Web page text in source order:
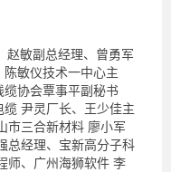
赵敏副总经理、曾勇军
敏仪技术一中心主
协会覃事平副秘书
尹灵厂长、王少佳主
市三合新材料 廖小军
总经理、宝新高分子科
师、广州海狮软件 李